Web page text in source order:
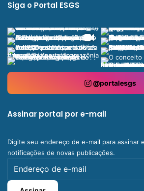
Siga o Portal ESGS
@portalesgs
Assinar portal por e-mail
Digite seu endereço de e-mail para assinar
notificações de novas publicações.
de
e-